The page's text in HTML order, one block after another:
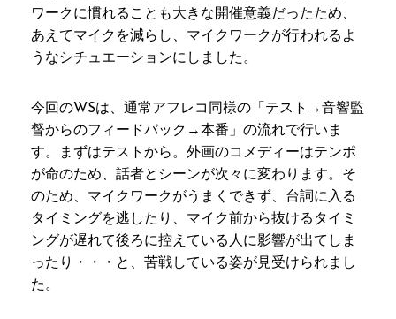
ワークに慣れることも大きな開催意義だったため、
あえてマイクを減らし、マイクワークが行われるよ
うなシチュエーションにしました。
今回のWSは、通常アフレコ同様の「テスト→音響監
督からのフィードバック→本番」の流れで行いま
す。まずはテストから。外画のコメディーはテンポ
が命のため、話者とシーンが次々に変わります。そ
のため、マイクワークがうまくできず、台詞に入る
タイミングを逃したり、マイク前から抜けるタイミ
ングが遅れて後ろに控えている人に影響が出てしま
ったり・・・と、苦戦している姿が見受けられまし
た。